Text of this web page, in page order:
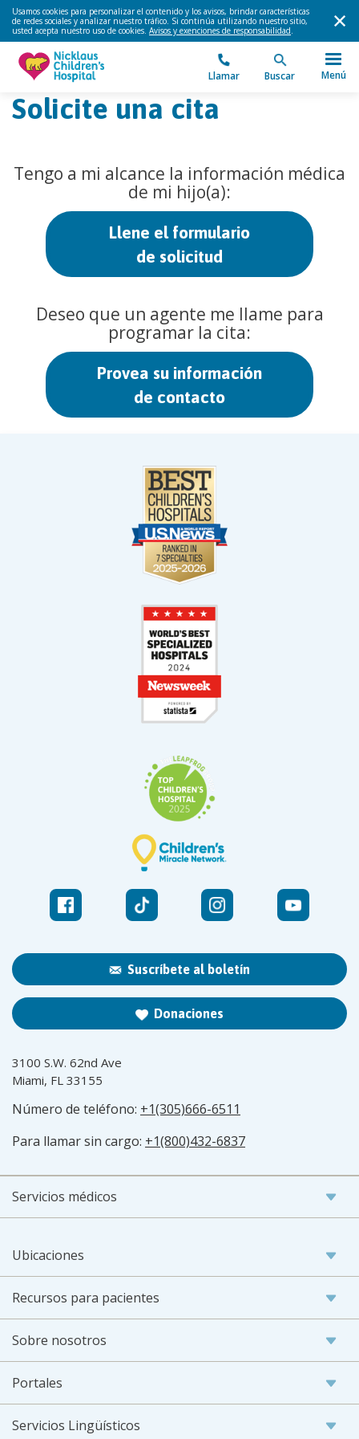
Usamos cookies para personalizar el contenido y los avisos, brindar características
de redes sociales y analizar nuestro tráfico. Si continúa utilizando nuestro sitio,
usted acepta nuestro uso de cookies. Avisos y exenciones de responsabilidad.
Llamar Buscar Menú
Solicite una cita
Tengo a mi alcance la información médica
de mi hijo(a):
Llene el formulario
de solicitud
Deseo que un agente me llame para
programar la cita:
Provea su información
de contacto
Suscríbete al boletín
Donaciones
3100 S.W. 62nd Ave
Miami, FL 33155
Número de teléfono: +1(305)666-6511
Para llamar sin cargo: +1(800)432-6837
Servicios médicos
Ubicaciones
Recursos para pacientes
Sobre nosotros
Portales
Servicios Lingüísticos